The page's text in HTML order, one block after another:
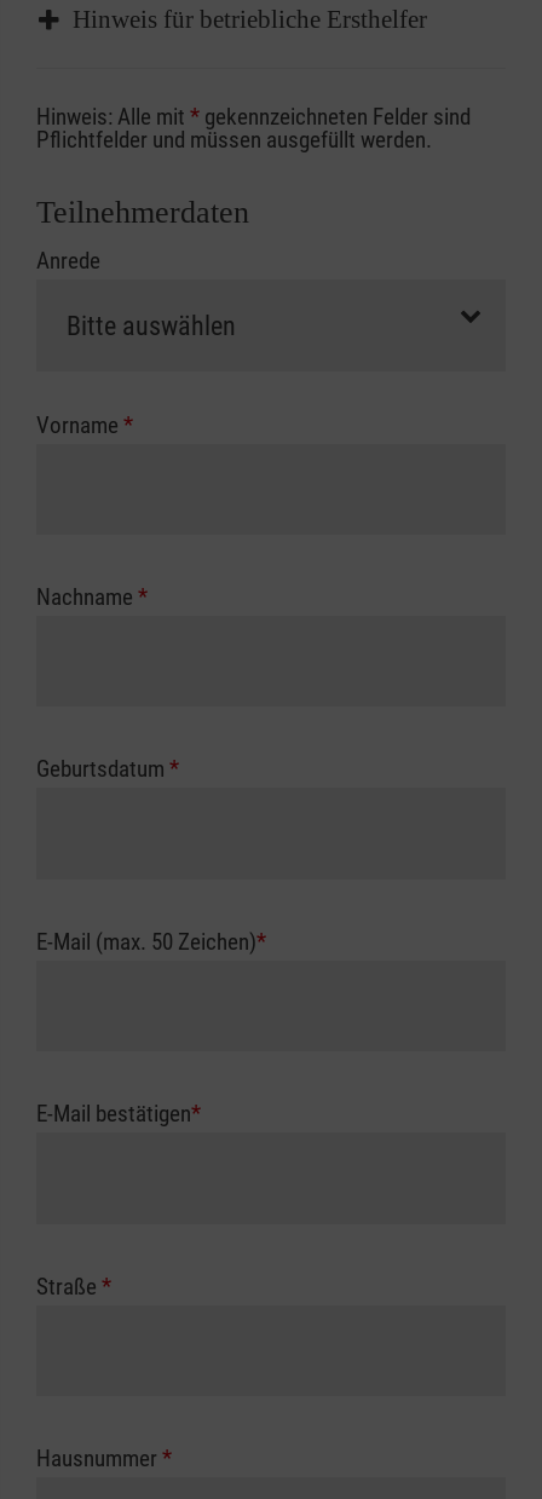
Hinweis für betriebliche Ersthelfer
Sofern Sie ein Kostenübernahmeverfahren
Ihrer Berufsgenossenschaft / Unfallkasse
Abrechnungsunterlagen spätestens zu
erfolgt eine Abrechnung der vollen Kursgebühr
Die notwendigen Formulare für die
zuständigen Berufsgenossenschaft oder
Hinweis: Alle mit * gekennzeichneten Felder sind
Pflichtfelder und müssen ausgefüllt werden.
Teilnehmerdaten
Anrede
Vorname *
Nachname *
Geburtsdatum *
E-Mail (max. 50 Zeichen)*
E-Mail bestätigen*
Straße *
Hausnummer *